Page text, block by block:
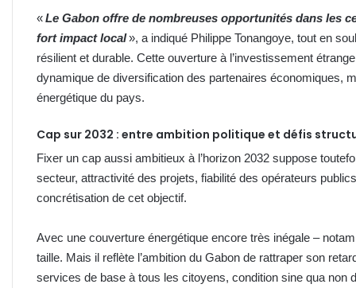
«Le Gabon offre de nombreuses opportunités dans les
fort impact local», a indiqué Philippe Tonangoye, tout en
résilient et durable. Cette ouverture à l’investissement
dynamique de diversification des partenaires économiques,
énergétique du pays.
Cap sur 2032 : entre ambition politique et défis
Fixer un cap aussi ambitieux à l’horizon 2032 suppose
secteur, attractivité des projets, fiabilité des opérateurs
concrétisation de cet objectif.
Avec une couverture énergétique encore très inégale –
taille. Mais il reflète l’ambition du Gabon de rattraper son
services de base à tous les citoyens, condition sine qua non